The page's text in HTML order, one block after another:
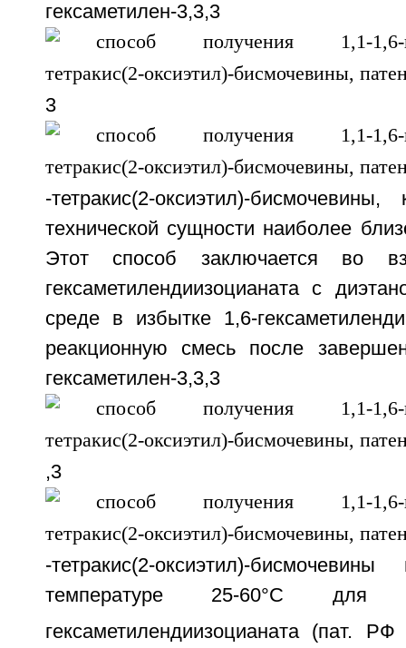
гексаметилен-3,3,3
3
-тетракис(2-оксиэтил)-
технической сущности наиболее
Этот способ заключается во
гексаметилендиизоцианата с
среде в избытке 1,6-
реакционную смесь после
гексаметилен-3,3,3
,3
-тетракис(2-оксиэтил)-
температуре 25-60°С для
гексаметилендиизоцианата (пат.